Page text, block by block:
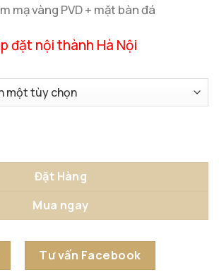
mạ vàng PVD + mặt bàn đá
đặt nội thành Hà Nội
Sang Trọng số lượng
Đặt Hàng
Mua ngay
Tư vấn Facebook